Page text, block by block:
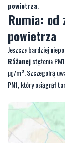
powietrza.
Rumia: od
powietrza
Jeszcze bardziej
Różanejstężenia
µg/m³. Szczególną
PM1, który osiągnął